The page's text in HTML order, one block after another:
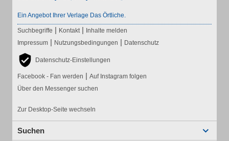
Ein Angebot Ihrer Verlage Das Örtliche.
Suchbegriffe | Kontakt | Inhalte melden
Impressum | Nutzungsbedingungen | Datenschutz
Datenschutz-Einstellungen
Facebook - Fan werden | Auf Instagram folgen
Über den Messenger suchen
Zur Desktop-Seite wechseln
Suchen